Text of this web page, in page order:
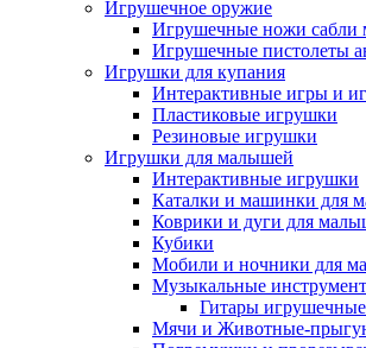
Игрушечное оружие
Игрушечные ножи сабли
Игрушечные пистолеты
Игрушки для купания
Интерактивные игры и
Пластиковые игрушки
Резиновые игрушки
Игрушки для малышей
Интерактивные игрушки
Каталки и машинки для
Коврики и дуги для
Кубики
Мобили и ночники для
Музыкальные
Гитары игрушечные
Мячи и Животные-